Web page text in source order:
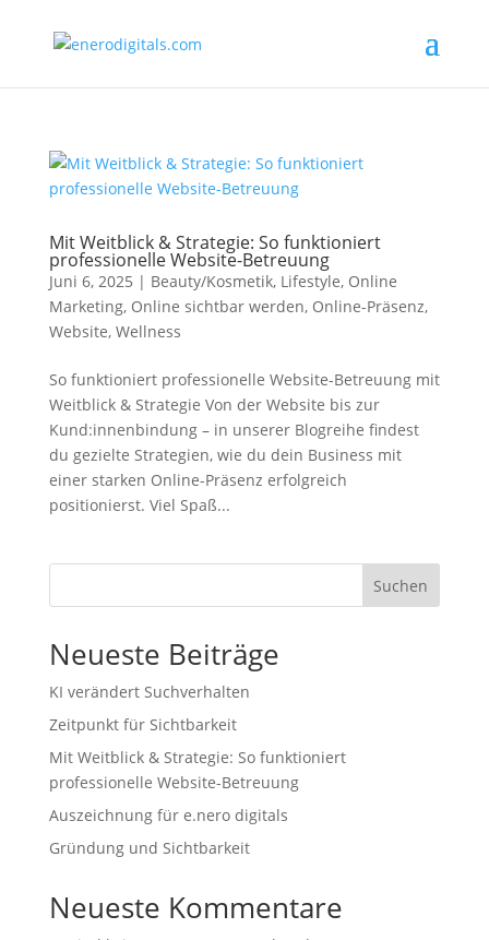
Mit Weitblick & Strategie: So funktioniert
professionelle Website-Betreuung
Juni 6, 2025 | Beauty/Kosmetik, Lifestyle, Online
Marketing, Online sichtbar werden, Online-Präsenz,
Website, Wellness
So funktioniert profes­sionelle Website-Betreuung mit
Weitblick & Strategie Von der Website bis zur
Kund:innenbindung – in unserer Blogreihe findest
du gezielte Strategien, wie du dein Business mit
einer starken Online-Präsenz erfolgreich
positionierst. Viel Spaß...
Suchen
Neueste Beiträge
KI verändert Suchverhalten
Zeitpunkt für Sichtbarkeit
Mit Weitblick & Strategie: So funktioniert
professionelle Website-Betreuung
Auszeichnung für e.nero digitals
Gründung und Sichtbarkeit
Neueste Kommentare